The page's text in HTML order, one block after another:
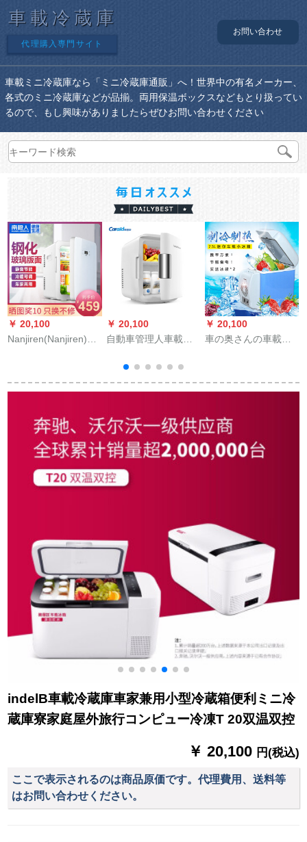
車載冷蔵庫
代理購入専門サイト
お問い合わせ
車載ミニ冷蔵庫なら「ミニ冷蔵庫通販」へ！世界中の有名メーカー、
各式のミニ冷蔵庫などが品揃。両用保温ボックスなどもとり扱ってい
るので、もし興味がありましたらぜひお問い合わせください
￥ 20,100
Nanjiren(Nanjiren)車
用化粧品成長ホルモ
庫20 Lホワイトア数
顕モデル温度2-8度
￥ 20,100
自動車管理人車載ミ
ド式冷凍便利自動車
用冷蔵庫家庭用化粧
1105白-車家兼用(12
v/220 v)
￥ 20,100
車の奥さんの車載冷
機
indelB車載冷蔵庫車家兼用小型冷蔵箱便利ミニ冷
蔵庫寮家庭屋外旅行コンピュー冷凍T 20双温双控
￥ 20,100 円(税込)
ここで表示されるのは商品原価です。代理費用、送料等
はお問い合わせください。